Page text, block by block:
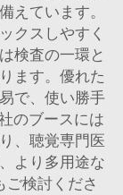
えています。
クスしやすく
検査の一環と
ます。優れた
で、使い勝手
のブースには
、聴覚専門医
より多用途な
ご検討くださ